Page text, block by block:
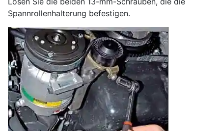
Spannrollenhalterung befestigen.